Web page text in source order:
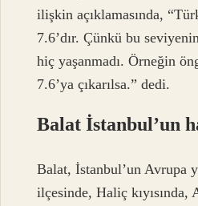
ilişkin açıklamasında,
7.6’dır. Çünkü bu
hiç yaşanmadı. Örneğin
7.6’ya çıkarılsa.” dedi.
Balat İstanbul’un
Balat, İstanbul’un Avrupa
ilçesinde, Haliç kıyısında,